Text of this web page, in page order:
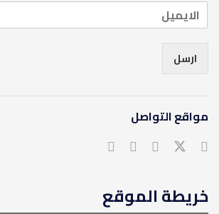
ارسل
مواقع التواصل
خريطة الموقع